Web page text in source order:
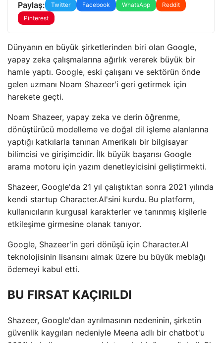
Paylaş: Twitter Facebook WhatsApp
Reddit
Pinterest
Dünyanın en büyük şirketlerinden biri olan Google,
yapay zeka çalışmalarına ağırlık vererek büyük bir
hamle yaptı. Google, eski çalışanı ve sektörün önde
gelen uzmanı Noam Shazeer'i geri getirmek için
harekete geçti.
Noam Shazeer, yapay zeka ve derin öğrenme,
dönüştürücü modelleme ve doğal dil işleme alanlarına
yaptığı katkılarla tanınan Amerikalı bir bilgisayar
bilimcisi ve girişimcidir. İlk büyük başarısı Google
arama motoru için yazım denetleyicisini geliştirmekti.
Shazeer, Google'da 21 yıl çalıştıktan sonra 2021 yılında
kendi startup Character.AI'sini kurdu. Bu platform,
kullanıcıların kurgusal karakterler ve tanınmış kişilerle
etkileşime girmesine olanak tanıyor.
Google, Shazeer'in geri dönüşü için Character.AI
teknolojisinin lisansını almak üzere bu büyük meblağı
ödemeyi kabul etti.
BU FIRSAT KAÇIRILDI
Shazeer, Google'dan ayrılmasının nedeninin, şirketin
güvenlik kaygıları nedeniyle Meena adlı bir chatbot'u